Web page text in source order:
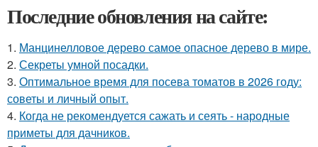
Последние обновления на сайте:
1. Манцинелловое дерево самое опасное дерево в мире.
2. Секреты умной посадки.
3. Оптимальное время для посева томатов в 2026 году:
советы и личный опыт.
4. Когда не рекомендуется сажать и сеять - народные
приметы для дачников.